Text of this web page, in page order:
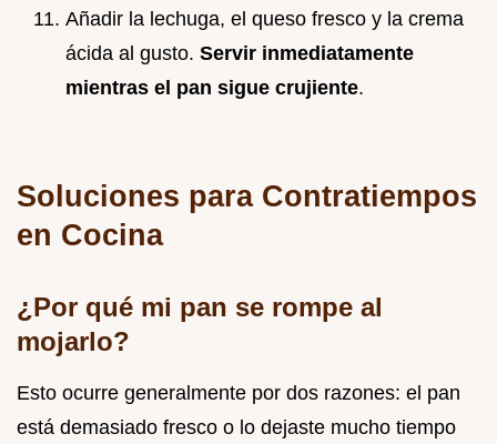
Añadir la lechuga, el queso fresco y la crema
ácida al gusto. Servir inmediatamente
mientras el pan sigue crujiente.
Soluciones para Contratiempos
en Cocina
¿Por qué mi pan se rompe al
mojarlo?
Esto ocurre generalmente por dos razones: el pan
está demasiado fresco o lo dejaste mucho tiempo